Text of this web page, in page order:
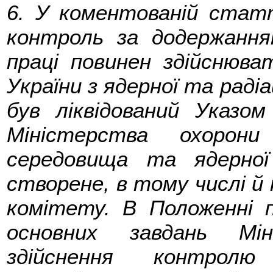
6. У коментованій
контроль за
праці повинен
України з ядерної та
був ліквідований
Міністерства
середовища та
створене, в тому числі й
комітету. В Положенні
основних завдань
здійснення